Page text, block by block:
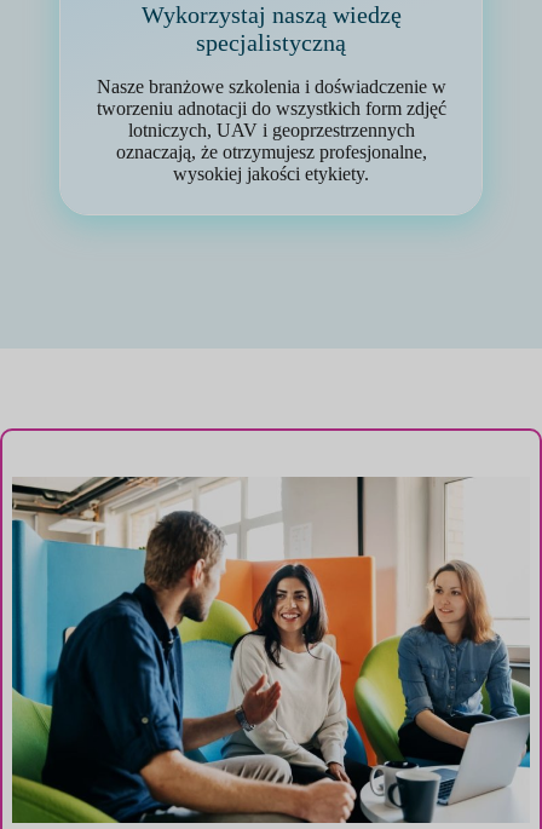
Wykorzystaj naszą wiedzę
specjalistyczną
Nasze branżowe szkolenia i doświadczenie w
tworzeniu adnotacji do wszystkich form zdjęć
lotniczych, UAV i geoprzestrzennych
oznaczają, że otrzymujesz profesjonalne,
wysokiej jakości etykiety.